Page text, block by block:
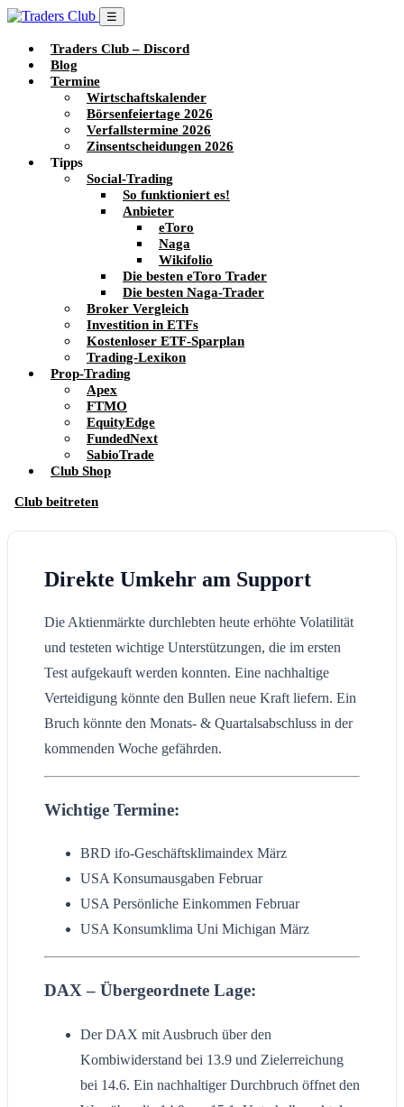
☰
Traders Club – Discord
Blog
Termine
Wirtschaftskalender
Börsenfeiertage 2026
Verfallstermine 2026
Zinsentscheidungen 2026
Tipps
Social-Trading
So funktioniert es!
Anbieter
eToro
Naga
Wikifolio
Die besten eToro Trader
Die besten Naga-Trader
Broker Vergleich
Investition in ETFs
Kostenloser ETF-Sparplan
Trading-Lexikon
Prop-Trading
Apex
FTMO
EquityEdge
FundedNext
SabioTrade
Club Shop
Club beitreten
Direkte Umkehr am Support
Die Aktienmärkte durchlebten heute erhöhte Volatilität
und testeten wichtige Unterstützungen, die im ersten
Test aufgekauft werden konnten. Eine nachhaltige
Verteidigung könnte den Bullen neue Kraft liefern. Ein
Bruch könnte den Monats- & Quartalsabschluss in der
kommenden Woche gefährden.
Wichtige Termine:
BRD ifo-Geschäftsklimaindex März
USA Konsumausgaben Februar
USA Persönliche Einkommen Februar
USA Konsumklima Uni Michigan März
DAX – Übergeordnete Lage:
Der DAX mit Ausbruch über den
Kombiwiderstand bei 13.9 und Zielerreichung
bei 14.6. Ein nachhaltiger Durchbruch öffnet den